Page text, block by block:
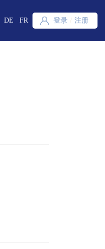
DE FR 登录 / 注册